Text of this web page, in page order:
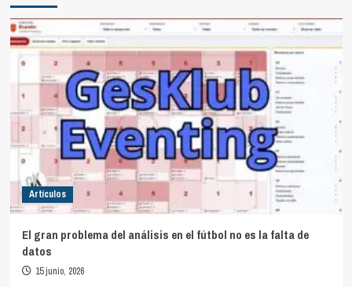
Artículos
El gran problema del análisis en el fútbol no es la falta de
datos
15 junio, 2026